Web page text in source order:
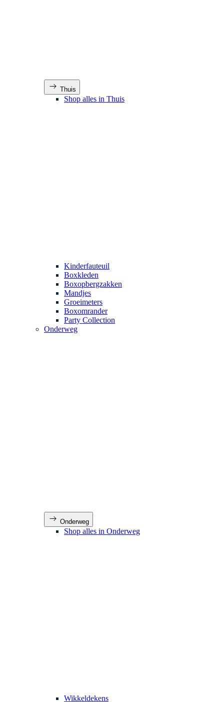
Thuis
Shop alles in Thuis
Kinderfauteuil
Boxkleden
Boxopbergzakken
Mandjes
Groeimeters
Boxomrander
Party Collection
Onderweg
Onderweg
Shop alles in Onderweg
Wikkeldekens